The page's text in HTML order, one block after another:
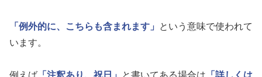
「例外的に、こちらも含まれます」
という意味で使われて
います。